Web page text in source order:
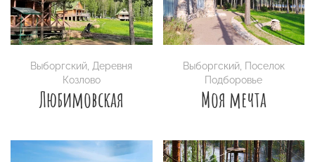
Выборгский,Деревня
Козлово
Любимовская
Выборгский, Поселок
Подборовье
Моя мечта